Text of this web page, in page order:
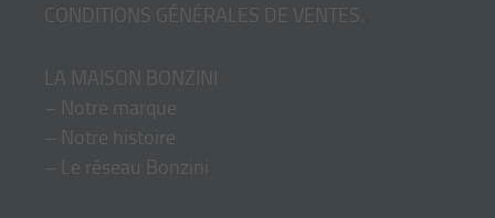
CONDITIONS GÉNÉRALES DE VENTES
LA MAISON BONZINI
– Notre marque
– Notre histoire
– Le réseau Bonzini